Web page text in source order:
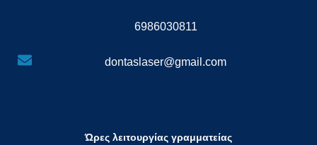
6986030811
dontaslaser@gmail.com
Ώρες λειτουργίας γραμματείας